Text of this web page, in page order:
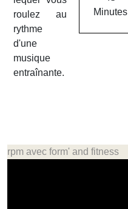
roulez au
rythme
d'une
musique
entraînante.
Minutes
rpm avec form' and fitness